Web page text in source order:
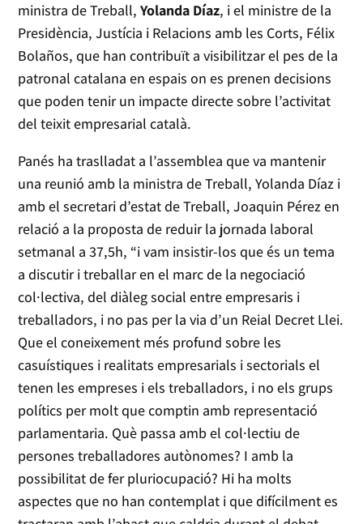
ministra de Treball,Yolanda Díaz, i el ministre de la
Presidència, Justícia i Relacions amb les Corts, Félix
Bolaños, que han contribuït a visibilitzar el pes de la
patronal catalana en espais on es prenen decisions
que poden tenir un impacte directe sobre l’activitat
del teixit empresarial català.
Panés ha traslladat a l’assemblea que va mantenir
una reunió amb la ministra de Treball, Yolanda Díaz i
amb el secretari d’estat de Treball, Joaquin Pérez en
relació a la proposta de reduir la jornada laboral
setmanal a 37,5h, “i vam insistir-los que és un tema
a discutir i treballar en el marc de la negociació
col·lectiva, del diàleg social entre empresaris i
treballadors, i no pas per la via d’un Reial Decret Llei.
Que el coneixement més profund sobre les
casuístiques i realitats empresarials i sectorials el
tenen les empreses i els treballadors, i no els grups
polítics per molt que comptin amb representació
parlamentaria. Què passa amb el col·lectiu de
persones treballadores autònomes? I amb la
possibilitat de fer pluriocupació? Hi ha molts
aspectes que no han contemplat i que difícilment es